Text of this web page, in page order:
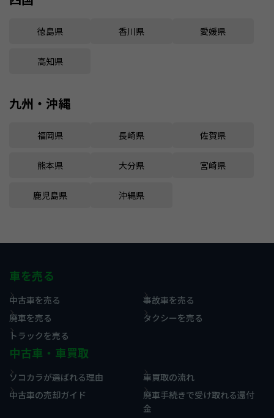
徳島県 香川県 愛媛県
高知県
九州・沖縄
福岡県 長崎県 佐賀県
熊本県 大分県 宮崎県
鹿児島県 沖縄県
車を売る
中古車を売る
事故車を売る
廃車を売る
タクシーを売る
トラックを売る
中古車・車買取
ソコカラが選ばれる理由
車買取の流れ
中古車の売却ガイド
廃車手続きで受け取れる還付
金